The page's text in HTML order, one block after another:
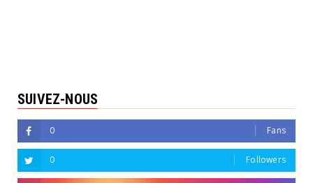
SUIVEZ-NOUS
0 Fans
0 Followers